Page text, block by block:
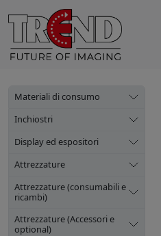
Materiali di consumo
Inchiostri
Display ed espositori
Attrezzature
Attrezzature (consumabili e
ricambi)
Attrezzature (Accessori e
optional)